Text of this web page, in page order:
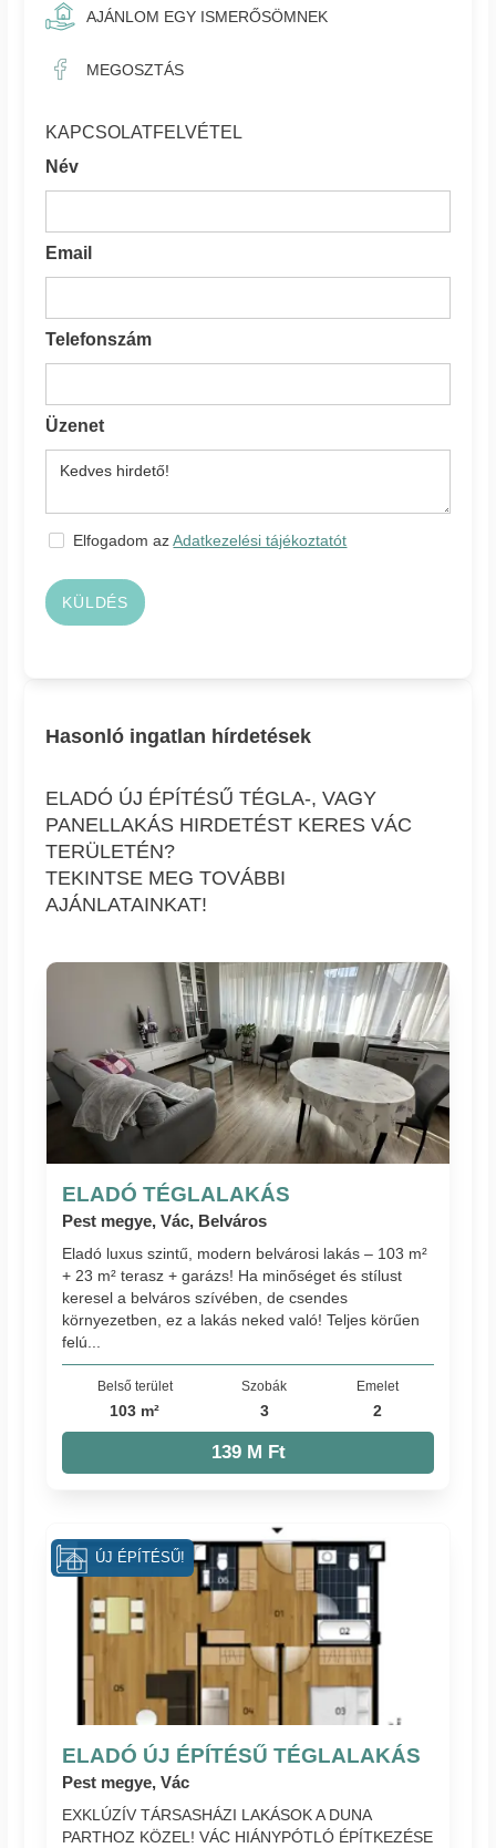
AJÁNLOM EGY ISMERŐSÖMNEK
MEGOSZTÁS
KAPCSOLATFELVÉTEL
Név
Email
Telefonszám
Üzenet
Elfogadom azAdatkezelési tájékoztatót
KÜLDÉS
Hasonló ingatlan hírdetések
ELADÓ ÚJ ÉPÍTÉSŰ TÉGLA-, VAGY
PANELLAKÁS HIRDETÉST KERES VÁC
TERÜLETÉN?
TEKINTSE MEG TOVÁBBI
AJÁNLATAINKAT!
ELADÓ TÉGLALAKÁS
Pest megye, Vác, Belváros
Eladó luxus szintű, modern belvárosi lakás – 103 m²
+ 23 m² terasz + garázs! Ha minőséget és stílust
keresel a belváros szívében, de csendes
környezetben, ez a lakás neked való! Teljes körűen
felú...
Belső terület
103 m²
Szobák
3
Emelet
2
139 M Ft
ELADÓ ÚJ ÉPÍTÉSŰ TÉGLALAKÁS
Pest megye, Vác
EXKLÚZÍV TÁRSASHÁZI LAKÁSOK A DUNA
PARTHOZ KÖZEL! VÁC HIÁNYPÓTLÓ ÉPÍTKEZÉSE
ÚJ ÉPÍTÉSŰ!